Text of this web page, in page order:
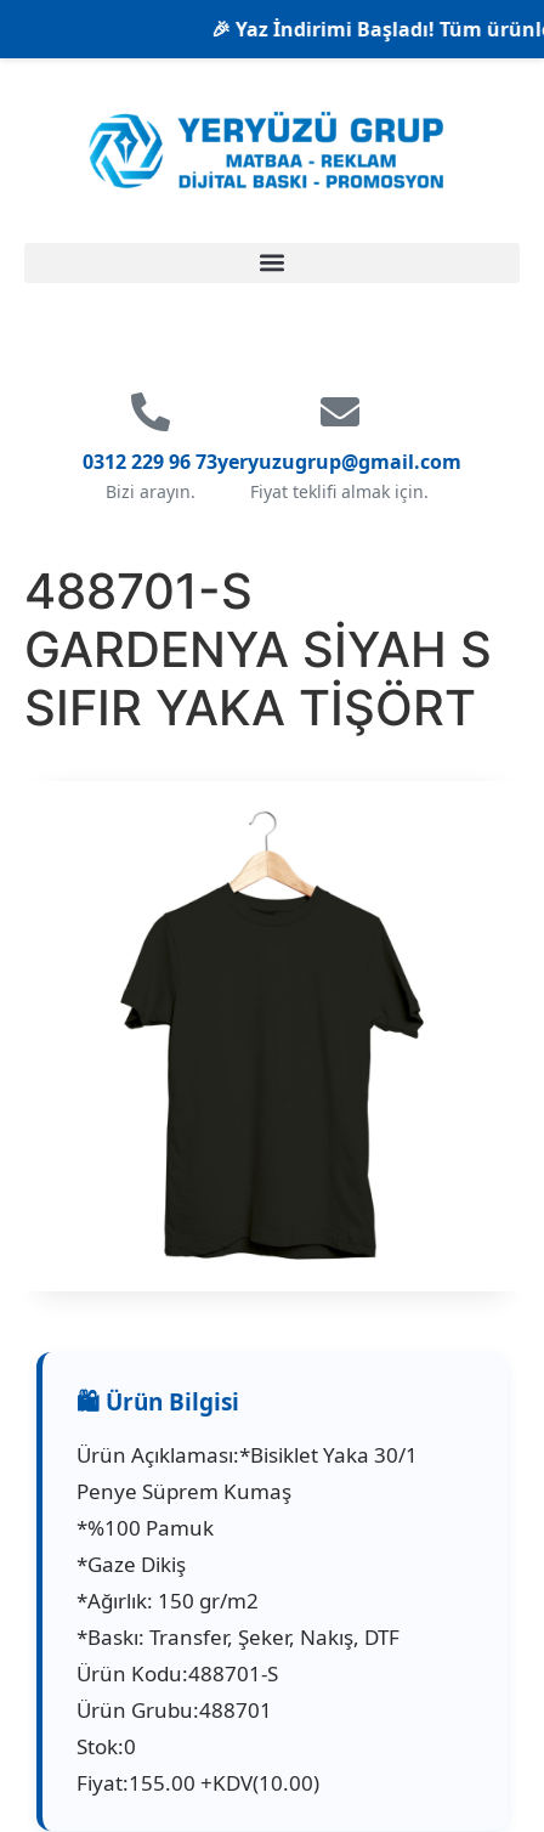
🎉 Yaz İndirimi Başladı! Tüm
0312 229 96 73
Bizi arayın.
yeryuzugrup@gmail.com
Fiyat teklifi almak için.
488701-S
GARDENYA SİYAH S
SIFIR YAKA TİŞÖRT
Ürün Açıklaması:*Bisiklet Yaka 30/1
Penye Süprem Kumaş
*%100 Pamuk
*Gaze Dikiş
*Ağırlık: 150 gr/m2
*Baskı: Transfer, Şeker, Nakış, DTF
Ürün Kodu:488701-S
Ürün Grubu:488701
Stok:0
Fiyat:155.00 +KDV(10.00)